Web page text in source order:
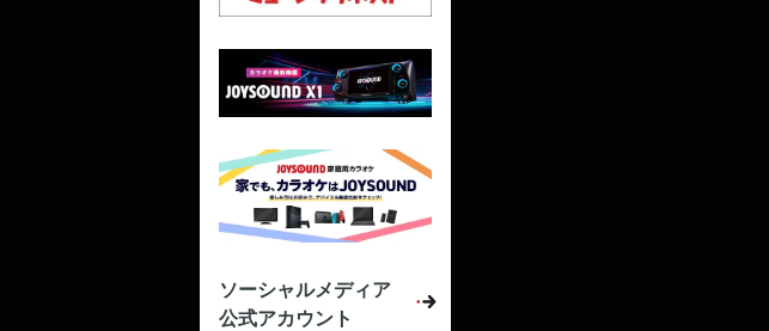
ソーシャルメディア
公式アカウント